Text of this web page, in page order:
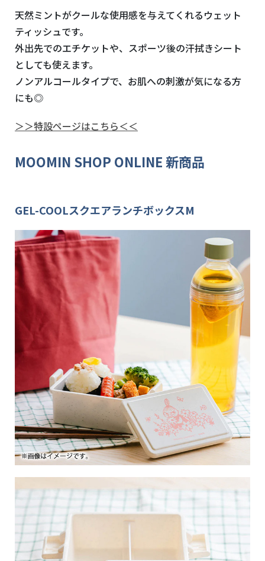
天然ミントがクールな使用感を与えてくれるウェット
ティッシュです。
外出先でのエチケットや、スポーツ後の汗拭きシート
としても使えます。
ノンアルコールタイプで、お肌への刺激が気になる方
にも◎
＞＞特設ページはこちら＜＜
MOOMIN SHOP ONLINE 新商品
GEL-COOLスクエアランチボックスM